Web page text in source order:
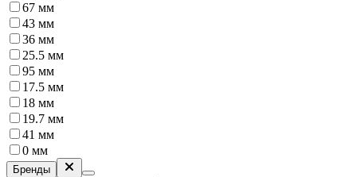
67 мм
43 мм
36 мм
25.5 мм
95 мм
17.5 мм
18 мм
19.7 мм
41 мм
0 мм
Бренды